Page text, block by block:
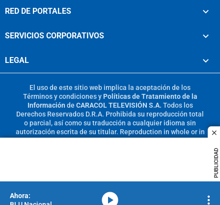
PUBLICIDAD
RED DE PORTALES
SERVICIOS CORPORATIVOS
LEGAL
El uso de este sitio web implica la aceptación de los
Términos y condicionesy Políticas de Tratamiento de la
Información de CARACOL TELEVISIÓN S.A. Todos los
Derechos Reservados D.R.A. Prohibida su reproducción total
o parcial, así como su traducción a cualquier idioma sin
autorización escrita de su titular. Reproduction in whole or in